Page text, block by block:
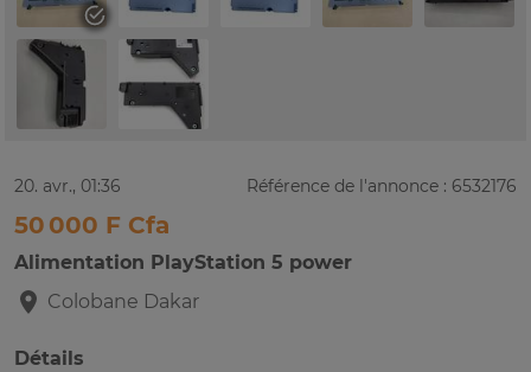
20. avr., 01:36 Référence de l'annonce : 6532176
50 000 F Cfa
Alimentation PlayStation 5 power
Colobane Dakar
Détails